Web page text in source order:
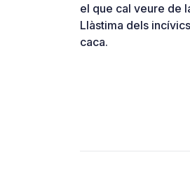
el que cal veure de
Llàstima dels
caca.